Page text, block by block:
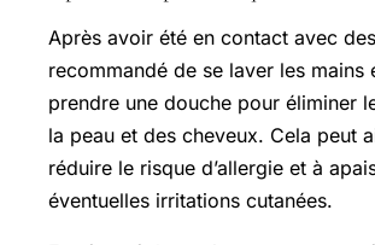
Après avoir été en contact avec
recommandé de se laver les mains
prendre une douche pour éliminer
la peau et des cheveux. Cela peut
réduire le risque d’allergie et à
éventuelles irritations cutanées.